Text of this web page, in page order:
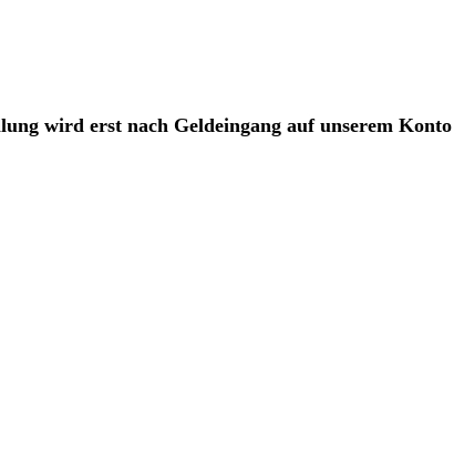
wird erst nach Geldeingang auf unserem Konto